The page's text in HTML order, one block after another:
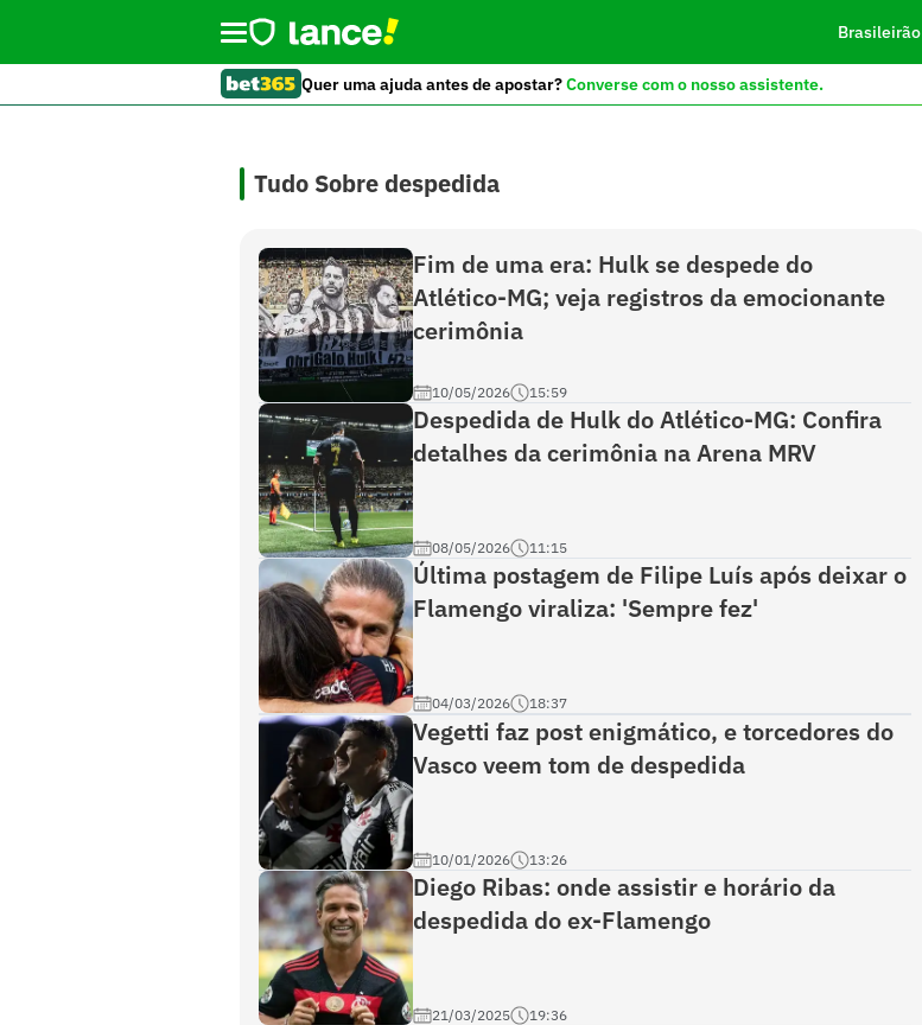
Brasileirão
Quer uma ajuda antes de apostar?Converse com o nosso assistente.
Tudo Sobre despedida
Fim de uma era: Hulk se despede do
Atlético-MG; veja registros da emocionante
cerimônia
10/05/2026 15:59
Despedida de Hulk do Atlético-MG: Confira
detalhes da cerimônia na Arena MRV
08/05/2026 11:15
Última postagem de Filipe Luís após deixar o
Flamengo viraliza: 'Sempre fez'
04/03/2026 18:37
Vegetti faz post enigmático, e torcedores do
Vasco veem tom de despedida
10/01/2026 13:26
Diego Ribas: onde assistir e horário da
despedida do ex-Flamengo
21/03/2025 19:36